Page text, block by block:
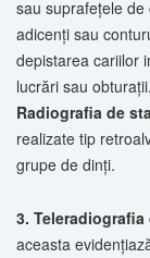
sau suprafeţele
adicenţi sau
depistarea cariilor
lucrări sau obturaţii.
Radiografia de
realizate tip
grupe de dinţi.
3.
aceasta